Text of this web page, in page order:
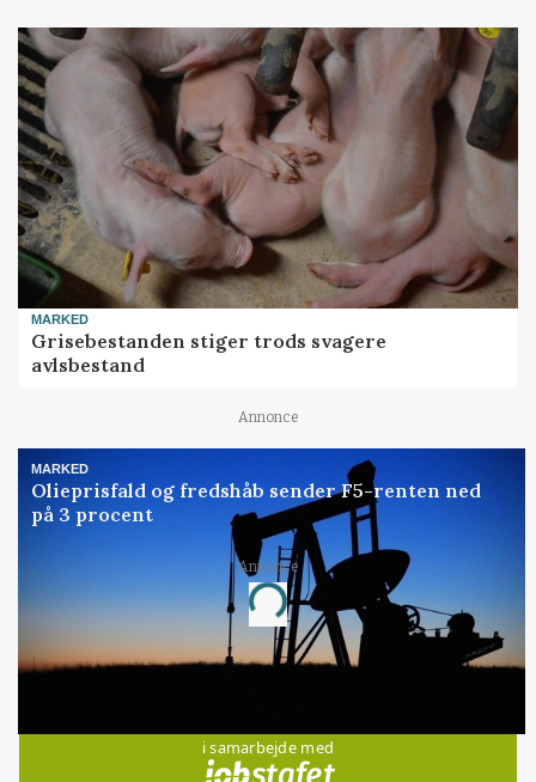
MARKED
Grisebestanden stiger trods svagere
avlsbestand
Annonce
MARKED
Olieprisfald og fredshåb sender F5-renten ned
på 3 procent
Annonce
Loading...
i samarbejde med